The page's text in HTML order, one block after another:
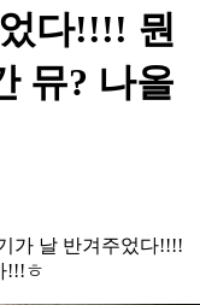
다!!!! 뭔
뮤? 나올
가 날 반겨주었다!!!!
!!!ㅎ